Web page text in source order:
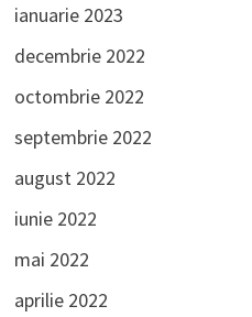
ianuarie 2023
decembrie 2022
octombrie 2022
septembrie 2022
august 2022
iunie 2022
mai 2022
aprilie 2022